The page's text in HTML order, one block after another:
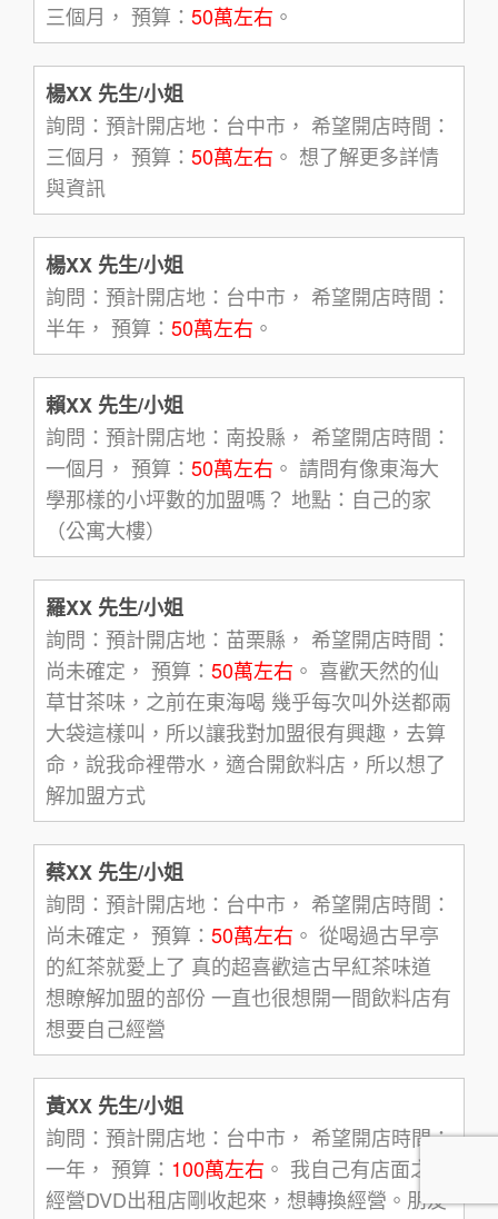
三個月， 預算： 50萬左右 。
楊XX 先生/小姐
詢問：預計開店地：台中市， 希望開店時間：
三個月， 預算： 50萬左右 。 想了解更多詳情
與資訊
楊XX 先生/小姐
詢問：預計開店地：台中市， 希望開店時間：
半年， 預算： 50萬左右 。
賴XX 先生/小姐
詢問：預計開店地：南投縣， 希望開店時間：
一個月， 預算： 50萬左右 。 請問有像東海大
學那樣的小坪數的加盟嗎？ 地點：自己的家
（公寓大樓）
羅XX 先生/小姐
詢問：預計開店地：苗栗縣， 希望開店時間：
尚未確定， 預算： 50萬左右 。 喜歡天然的仙
草甘茶味，之前在東海喝 幾乎每次叫外送都兩
大袋這樣叫，所以讓我對加盟很有興趣，去算
命，說我命裡帶水，適合開飲料店，所以想了
解加盟方式
蔡XX 先生/小姐
詢問：預計開店地：台中市， 希望開店時間：
尚未確定， 預算： 50萬左右 。 從喝過古早亭
的紅茶就愛上了 真的超喜歡這古早紅茶味道
想瞭解加盟的部份 一直也很想開一間飲料店有
想要自己經營
黃XX 先生/小姐
詢問：預計開店地：台中市， 希望開店時間：
一年， 預算： 100萬左右 。 我自己有店面之前
經營DVD出租店剛收起來，想轉換經營。朋友